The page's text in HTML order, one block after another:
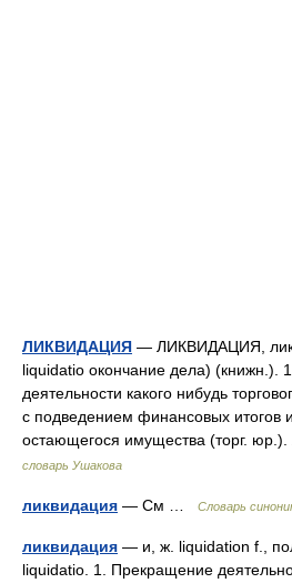
ЛИКВИДАЦИЯ — ЛИКВИДАЦИЯ,
liquidatio окончание дела) (книжн.).
деятельности какого нибудь
с подведением финансовых итогов
остающегося имущества (торг.
словарь Ушакова
ликвидация — См … Словарь
ликвидация — и, ж. liquidation f.,
liquidatio. 1. Прекращение